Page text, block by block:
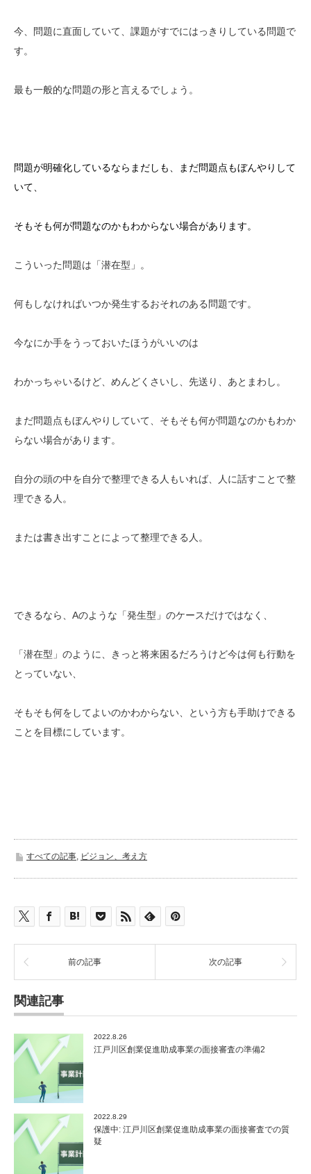
今、問題に直面していて、課題がすでにはっきりしている問題で
す。
最も一般的な問題の形と言えるでしょう。
問題が明確化しているならまだしも、まだ問題点もぼんやりして
いて、
そもそも何が問題なのかもわからない場合があります。
こういった問題は「潜在型」。
何もしなければいつか発生するおそれのある問題です。
今なにか手をうっておいたほうがいいのは
わかっちゃいるけど、めんどくさいし、先送り、あとまわし。
まだ問題点もぼんやりしていて、そもそも何が問題なのかもわか
らない場合があります。
自分の頭の中を自分で整理できる人もいれば、人に話すことで整
理できる人。
または書き出すことによって整理できる人。
できるなら、Aのような「発生型」のケースだけではなく、
「潜在型」のように、きっと将来困るだろうけど今は何も行動を
とっていない、
そもそも何をしてよいのかわからない、という方も手助けできる
ことを目標にしています。
すべての記事, ビジョン、考え方
前の記事 次の記事
関連記事
2022.8.26
江戸川区創業促進助成事業の面接審査の準備2
2022.8.29
保護中: 江戸川区創業促進助成事業の面接審査での質
疑